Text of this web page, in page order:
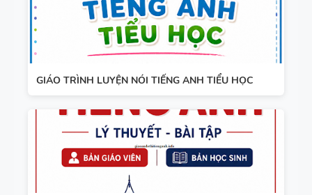
GIÁO TRÌNH LUYỆN NÓI TIẾNG ANH TIỂU HỌC